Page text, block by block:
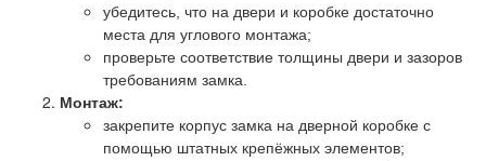
убедитесь, что на двери и коробке достаточно
места для углового монтажа;
проверьте соответствие толщины двери и зазоров
требованиям замка.
Монтаж:
закрепите корпус замка на дверной коробке с
помощью штатных крепёжных элементов;